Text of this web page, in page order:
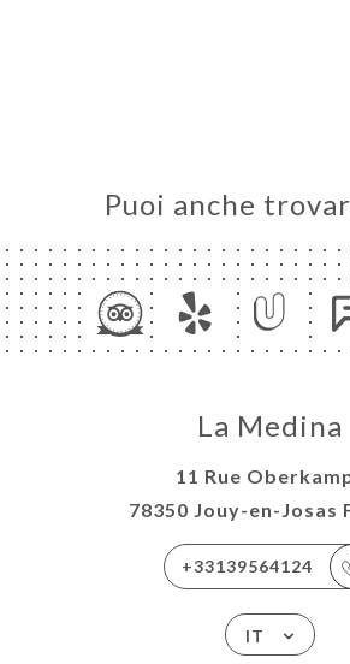
Puoi anche
La Medina
11 Rue
78350 Jouy-en-Josas
+33139564124
IT